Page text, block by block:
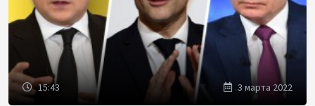
15:43 3 марта 2022